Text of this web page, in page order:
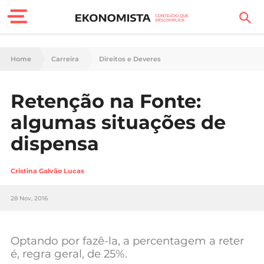
Finanças Pessoais
Carreira
Casa
Lifestyle
Sociedade
Negócios
Home Carreira Direitos e Deveres
Retenção na Fonte:
algumas situações de
dispensa
Cristina Galvão Lucas
28 Nov, 2016
Optando por fazê-la, a percentagem a reter
é, regra geral, de 25%.